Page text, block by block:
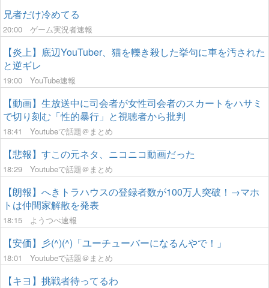
兄者だけ冷めてる
20:00 ゲーム実況者速報
【炎上】底辺YouTuber、猫を轢き殺した挙句に車を汚された
と逆ギレ
19:00 YouTube速報
【動画】生放送中に司会者が女性司会者のスカートをハサミ
で切り刻む「性的暴行」と視聴者から批判
18:41 Youtubeで話題＠まとめ
【悲報】すこの元ネタ、ニコニコ動画だった
18:29 Youtubeで話題＠まとめ
【朗報】へきトラハウスの登録者数が100万人突破！→マホ
トは仲間家解散を発表
18:15 ようつべ速報
【安価】彡(^)(^)「ユーチューバーになるんやで！」
18:01 Youtubeで話題＠まとめ
【キヨ】挑戦者待ってるわ